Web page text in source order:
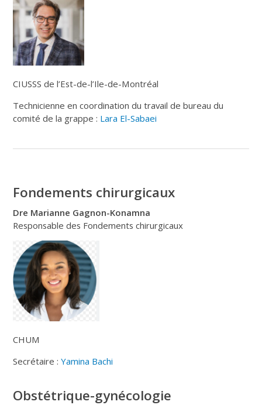
CIUSSS de l’Est-de-l’Ile-de-Montréal
Technicienne en coordination du travail de bureau du
comité de la grappe : Lara El-Sabaei
Fondements chirurgicaux
Dre Marianne Gagnon-Konamna
Responsable des Fondements chirurgicaux
CHUM
Secrétaire :Yamina Bachi
Obstétrique-gynécologie